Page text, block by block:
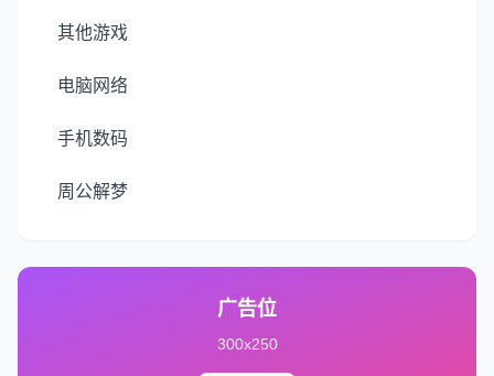
其他游戏
电脑网络
手机数码
周公解梦
广告位
300x250